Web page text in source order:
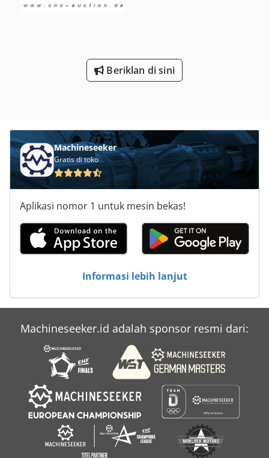
Beriklan di sini
Machineseeker
Gratis di toko
Aplikasi nomor 1 untuk mesin bekas!
Informasi lebih lanjut
Machineseeker.id adalah sponsor resmi dari: